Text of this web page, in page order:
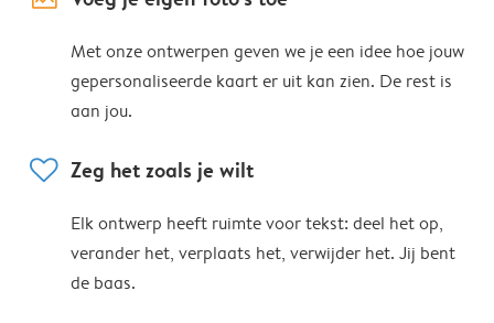
Met onze ontwerpen geven we je een idee hoe jouw
gepersonaliseerde kaart er uit kan zien. De rest is
aan jou.
heart Zeg het zoals je wilt
Elk ontwerp heeft ruimte voor tekst: deel het op,
verander het, verplaats het, verwijder het. Jij bent
de baas.